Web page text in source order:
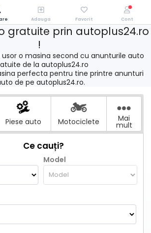
gratuite prin autoplus24.ro
!
o masina second cu anunturile auto
de la autoplus24.ro
perfecta pentru tine printre anunturi
de pe autoplus24.ro.
Piese auto Motociclete Mai
mult
Ce cauți?
Model
Adauga Favorit Cont